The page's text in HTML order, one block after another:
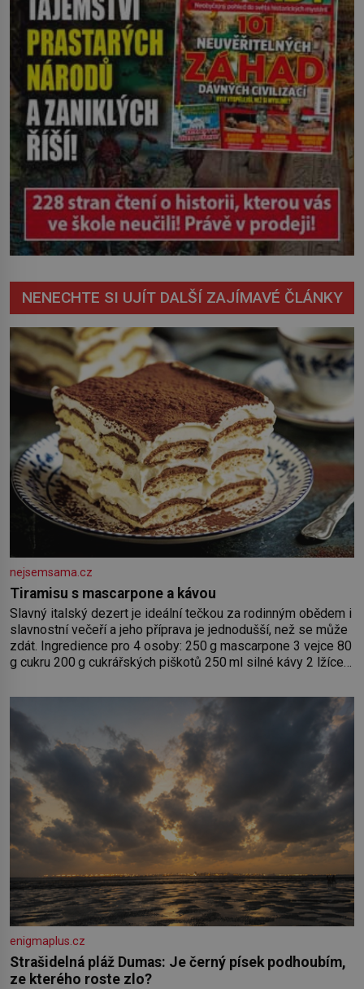
NENECHTE SI UJÍT DALŠÍ ZAJÍMAVÉ ČLÁNKY
nejsemsama.cz
Tiramisu s mascarpone a kávou
Slavný italský dezert je ideální tečkou za rodinným obědem i
slavnostní večeří a jeho příprava je jednodušší, než se může
zdát. Ingredience pro 4 osoby: 250 g mascarpone 3 vejce 80
g cukru 200 g cukrářských piškotů 250 ml silné kávy 2 lžíce
bílků. Žloutky vyšlehejte s cukrem do světlé pěny a postupně
do nich vmíchejte mascarpone, aby vznikl hladký
enigmaplus.cz
Strašidelná pláž Dumas: Je černý písek podhoubím,
ze kterého roste zlo?